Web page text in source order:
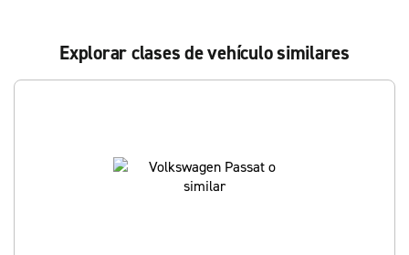
Explorar clases de vehículo similares